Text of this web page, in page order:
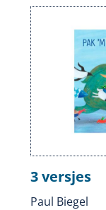
3 versjes
Paul Biegel